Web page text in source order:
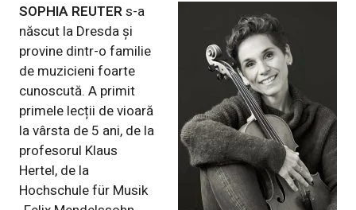
SOPHIA REUTERs-a
născut la Dresda și
provine dintr-o familie
de muzicieni foarte
cunoscută. A primit
primele lecții de vioară
la vârsta de 5 ani, de la
profesorul Klaus
Hertel, de la
Hochschule für Musik